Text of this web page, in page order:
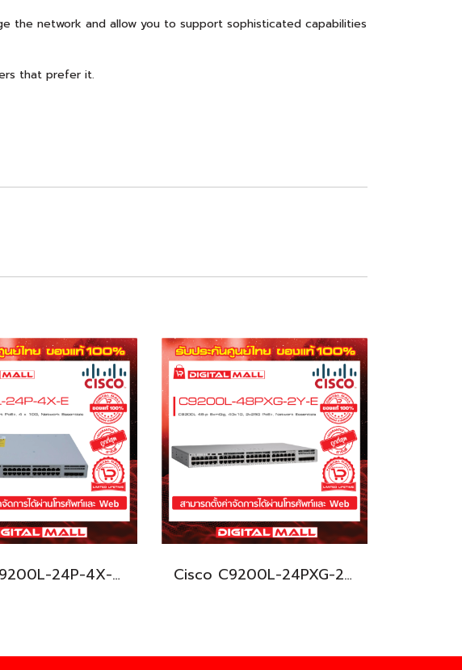
network and allow you to support sophisticated capabilities
that prefer it.
Cisco C9200L-24P-4X-E อุปกรณ์ขยายสัญญาณ (Gigabit Switch Hub) Cisco C9200L-24PXG-2Y-E อุปกรณ์ขยายสัญญาณ (Gigabit Switch Hub)